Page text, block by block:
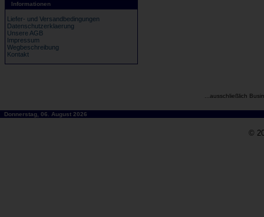
Informationen
Liefer- und Versandbedingungen
Datenschutzerklaerung
Unsere AGB
Impressum
Wegbeschreibung
Kontakt
...ausschließlich
Donnerstag, 06. August 2026
©